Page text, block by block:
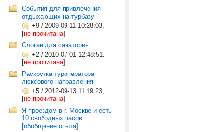
События для привлечения
отдыхающих на турбазу
+9 / 2009-09-11 10:28:03,
[не прочитана]
Слоган для санатория
+2 / 2010-07-01 12:48:51,
[не прочитана]
Раскрутка туроператора
люксового направления
+5 / 2012-09-13 11:19:23,
[не прочитана]
Я проездом в г. Москве и есть
10 свободных часов...
[обобщение опыта]